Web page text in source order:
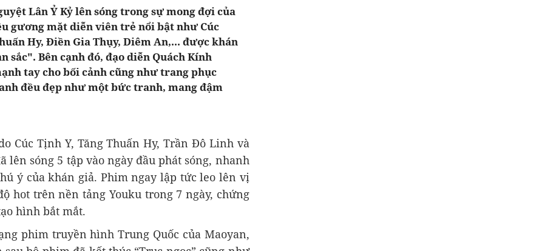
Lân Ỷ Kỷ lên sóng trong sự mong đợi của
gương mặt diễn viên trẻ nổi bật như Cúc
Hy, Điền Gia Thụy, Diêm An,... được khán
sắc". Bên cạnh đó, đạo diễn Quách Kính
tay cho bối cảnh cũng như trang phục
đều đẹp như một bức tranh, mang đậm
Cúc Tịnh Y, Tăng Thuấn Hy, Trần Đô Linh và
lên sóng 5 tập vào ngày đầu phát sóng, nhanh
ý của khán giả. Phim ngay lập tức leo lên vị
hot trên nền tảng Youku trong 7 ngày, chứng
hình bắt mắt.
phim truyền hình Trung Quốc của Maoyan,